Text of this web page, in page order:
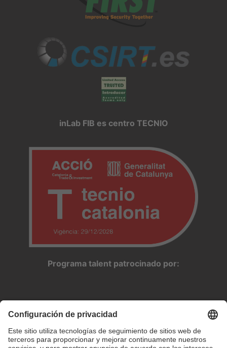
inLab FIB es centro TECNIO
Programa talent patrocinado por: